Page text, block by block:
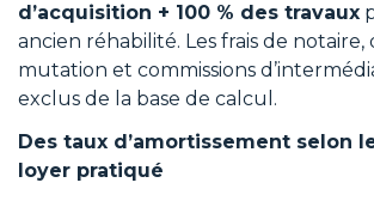
d’acquisition + 100 % des travaux
ancien réhabilité. Les frais de notaire,
mutation et commissions
exclus de la base de calcul.
Des taux d’amortissement selon
loyer pratiqué